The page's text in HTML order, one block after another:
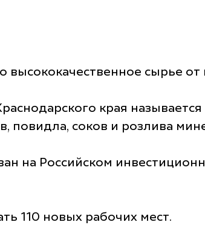
высококачественное сырье
края
повидла, соков и розлива
на Российском
110 новых рабочих мест.